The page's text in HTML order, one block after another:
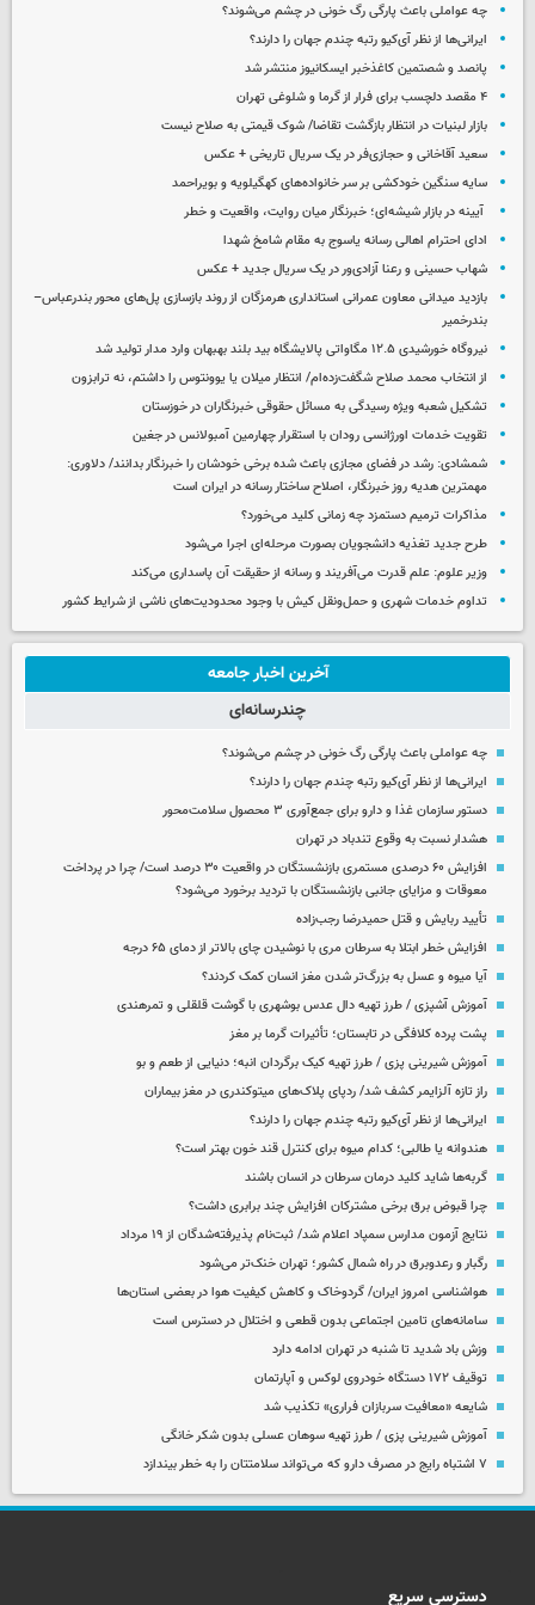
چه عواملی باعث پارگی رگ خونی در چشم می‌شوند؟
ایرانی‌ها از نظر آی‌کیو رتبه چندم جهان را دارند؟
پانصد و شصتمین کاغذخبر ایسکانیوز منتشر شد
۴ مقصد دلچسب برای فرار از گرما و شلوغی تهران
بازار لبنیات در انتظار بازگشت تقاضا/ شوک قیمتی به صلاح نیست
سعید آقاخانی و حجازی‌فر در یک سریال تاریخی + عکس
سایه سنگین خودکشی بر سر خانواده‌های کهگیلویه و بویراحمد
آیینه در بازار شیشه‌ای؛ خبرنگار میان روایت، واقعیت و خطر
ادای احترام اهالی رسانه یاسوج به مقام شامخ شهدا
شهاب حسینی و رعنا آزادی‌ور در یک سریال جدید + عکس
بازدید میدانی معاون عمرانی استانداری هرمزگان از روند بازسازی پل‌های محور بندرعباس–
بندرخمیر
نیروگاه خورشیدی ۱۲.۵ مگاواتی پالایشگاه بید بلند بهبهان وارد مدار تولید شد
از انتخاب محمد صلاح شگفت‌زده‌ام/ انتظار میلان یا یوونتوس را داشتم، نه ترابزون
تشکیل شعبه ویژه رسیدگی به مسائل حقوقی خبرنگاران در خوزستان
تقویت خدمات اورژانسی رودان با استقرار چهارمین آمبولانس در جغین
شمشادی: رشد در فضای مجازی باعث شده برخی خودشان را خبرنگار بدانند/ دلاوری:
مهمترین هدیه‌ روز خبرنگار، اصلاح ساختار رسانه در ایران است
مذاکرات ترمیم دستمزد چه زمانی کلید می‌خورد؟
طرح جدید تغذیه دانشجویان بصورت مرحله‌ای اجرا می‌شود
وزیر علوم: علم قدرت می‌آفریند و رسانه از حقیقت آن پاسداری می‌کند
تداوم خدمات شهری و حمل‌ونقل کیش با وجود محدودیت‌های ناشی از شرایط کشور
آخرین اخبار جامعه
چندرسانه‌ای
چه عواملی باعث پارگی رگ خونی در چشم می‌شوند؟
ایرانی‌ها از نظر آی‌کیو رتبه چندم جهان را دارند؟
دستور سازمان غذا و دارو برای جمع‌آوری ۳ محصول سلامت‌محور
هشدار نسبت به وقوع تندباد در تهران
افزایش ۶۰ درصدی مستمری‌ بازنشستگان در واقعیت ۳۰ درصد است/ چرا در پرداخت
معوقات و مزایای جانبی بازنشستگان با تردید برخورد می‌شود؟
تأیید ربایش و قتل حمیدرضا رجب‌زاده
افزایش خطر ابتلا به سرطان مری با نوشیدن چای بالاتر از دمای ۶۵ درجه
آیا میوه و عسل به بزرگ‌تر شدن مغز انسان کمک کردند؟
آموزش آشپزی / طرز تهیه دال عدس بوشهری با گوشت قلقلی و تمرهندی
پشت پرده کلافگی در تابستان؛ تأثیرات گرما بر مغز
آموزش شیرینی پزی / طرز تهیه کیک برگردان انبه؛ دنیایی از طعم و بو
راز تازه آلزایمر کشف شد/ ردپای پلاک‌های میتوکندری در مغز بیماران
ایرانی‌ها از نظر آی‌کیو رتبه چندم جهان را دارند؟
هندوانه یا طالبی؛ کدام‌ میوه برای کنترل قند خون بهتر است؟
گربه‌ها شاید کلید درمان سرطان در انسان باشند
چرا قبوض برق برخی مشترکان افزایش چند برابری داشت؟
نتایج آزمون مدارس سمپاد اعلام شد/ ثبت‌نام پذیرفته‌شدگان از ۱۹ مرداد
رگبار و رعدوبرق در راه شمال کشور؛ تهران خنک‌تر می‌شود
هواشناسی امروز ایران/ گردوخاک و کاهش کیفیت هوا در بعضی استان‌ها
سامانه‌های تامین اجتماعی بدون قطعی و اختلال در دسترس است
وزش باد شدید تا شنبه در تهران ادامه دارد
توقیف ۱۷۲ دستگاه خودروی لوکس و آپارتمان
شایعه «معافیت سربازان فراری» تکذیب شد
آموزش شیرینی پزی / طرز تهیه سوهان عسلی بدون شکر خانگی
۷ اشتباه رایج در مصرف دارو که می‌تواند سلامتتان را به خطر بیندازد
دسترسی سریع